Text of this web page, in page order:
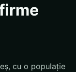
cu o populație